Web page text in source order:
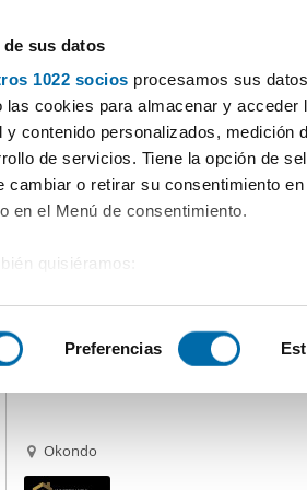
sus datos
1022 socios procesamos sus
las cookies para almacenar y
y contenido personalizados, medición
de servicios. Tiene la opción de
cambiar o retirar su consentimiento
en el Menú de consentimiento.
quisiéramos:
analizándolo activamente
sobre cómo se procesan sus
de cookies.
Preferencias
Alava
Alquiler piso amueblado Okondo
Okondo